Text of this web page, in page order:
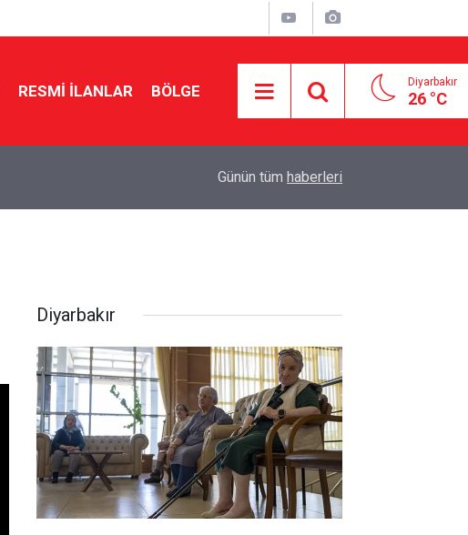
RESMI İLANLAR BÖLGE Diyarbakır
26 °C
Zübeyir Aydar: Kendimi teklifin dışında buldum
Günün tüm haberleri
Diyarbakır